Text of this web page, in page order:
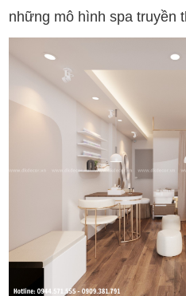
những mô hình spa truyền